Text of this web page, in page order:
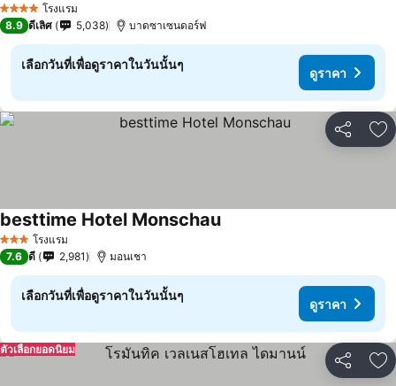
4 ดาว โรงแรม
8.9 ดีเลิศ 5,038 บาดซาเซนดอร์ฟ
เลือกวันที่เพื่อดูราคาในวันนั้นๆ
ดูราคา
แชร์ เ
3 ดาว โรงแรม
besttime Hotel Monschau
7.6 ดี 2,981 มอนเชา
เลือกวันที่เพื่อดูราคาในวันนั้นๆ
ดูราคา
แชร์ เ
ตัวเลือกยอดนิยม